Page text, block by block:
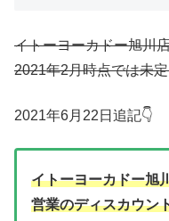
イトーヨーカドー旭川
2021年2月時点では未
2021年6月22日追記👇
イトーヨーカドー旭
営業のディスカウン